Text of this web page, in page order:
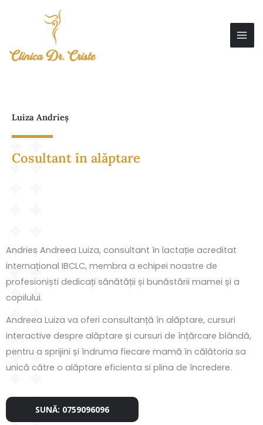
Luiza Andrieș
Cosultant în alăptare
Andries Andreea Luiza, consultant în lactație acreditat
internațional IBCLC, membra a echipei noastre de
profesioniști dedicați sănătății și bunăstării mamei și a
copilului.
Andreea Luiza va oferi consultanță în alăptare, cursuri
interactive despre alăptare și cursuri de înțărcare blândă,
pentru a sprijini și îndruma fiecare mamă în călătoria sa
unică către o alăptare eficienta si plina de încredere.
SUNĂ: 0759096096